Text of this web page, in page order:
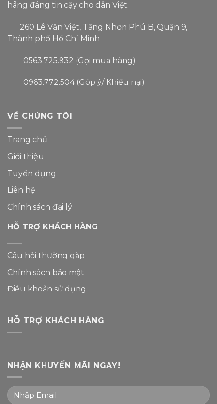
hãng đáng tin cậy cho dân Việt.
260 Lê Văn Việt, Tăng Nhơn Phú B, Quận 9,
Thành phố Hồ Chí Minh
0563.725.932 (Gọi mua hàng)
0963.772.504 (Góp ý/ Khiếu nại)
VỀ CHÚNG TÔI
Trang chủ
Giới thiệu
Tuyển dụng
Liên hệ
Chính sách đại lý
HỖ TRỢ KHÁCH HÀNG
Câu hỏi thường gặp
Chính sách bảo mật
Điều khoản sử dụng
HỖ TRỢ KHÁCH HÀNG
NHẬN KHUYẾN MÃI NGAY!